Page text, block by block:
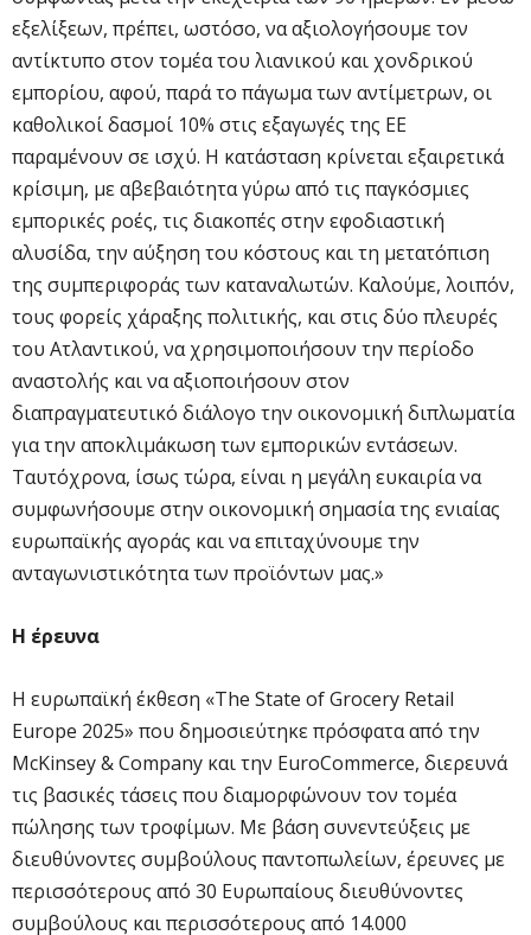
εξελίξεων, πρέπει, ωστόσο, να αξιολογήσουμε τον
αντίκτυπο στον τομέα του λιανικού και χονδρικού
εμπορίου, αφού, παρά το πάγωμα των αντίμετρων, οι
καθολικοί δασμοί 10% στις εξαγωγές της ΕΕ
παραμένουν σε ισχύ. Η κατάσταση κρίνεται εξαιρετικά
κρίσιμη, με αβεβαιότητα γύρω από τις παγκόσμιες
εμπορικές ροές, τις διακοπές στην εφοδιαστική
αλυσίδα, την αύξηση του κόστους και τη μετατόπιση
της συμπεριφοράς των καταναλωτών. Καλούμε, λοιπόν,
τους φορείς χάραξης πολιτικής, και στις δύο πλευρές
του Ατλαντικού, να χρησιμοποιήσουν την περίοδο
αναστολής και να αξιοποιήσουν στον
διαπραγματευτικό διάλογο την οικονομική διπλωματία
για την αποκλιμάκωση των εμπορικών εντάσεων.
Ταυτόχρονα, ίσως τώρα, είναι η μεγάλη ευκαιρία να
συμφωνήσουμε στην οικονομική σημασία της ενιαίας
ευρωπαϊκής αγοράς και να επιταχύνουμε την
ανταγωνιστικότητα των προϊόντων μας.»
Η έρευνα
Η ευρωπαϊκή έκθεση «The State of Grocery Retail
Europe 2025» που δημοσιεύτηκε πρόσφατα από την
McKinsey & Company και την EuroCommerce, διερευνά
τις βασικές τάσεις που διαμορφώνουν τον τομέα
πώλησης των τροφίμων. Με βάση συνεντεύξεις με
διευθύνοντες συμβούλους παντοπωλείων, έρευνες με
περισσότερους από 30 Ευρωπαίους διευθύνοντες
συμβούλους και περισσότερους από 14.000